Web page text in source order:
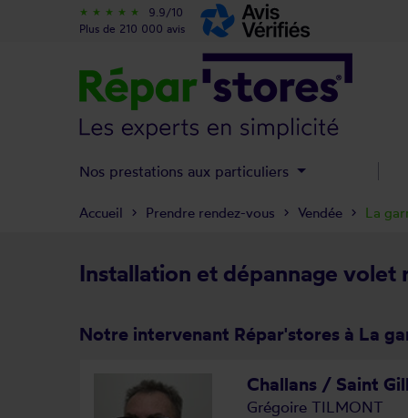
Installation et dépannage volet
Notre intervenant Répar'stores à La
Challans / Saint
Grégoire TILMONT
Accueil Prendre rendez-vous Vendée La
star_rate star_rate star_rate star_rate star_rate
9.9/10
Plus de 210 000 avis
Nos prestations aux particuliers